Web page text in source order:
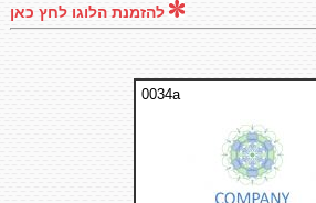
להזמנת הלוגו לחץ כאן
0034a